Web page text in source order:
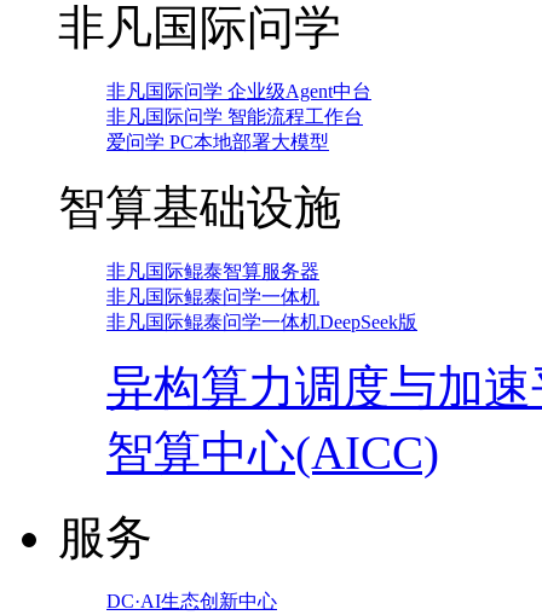
非凡国际问学
非凡国际问学 企业级Agent中台
非凡国际问学 智能流程工作台
爱问学 PC本地部署大模型
智算基础设施
非凡国际鲲泰智算服务器
非凡国际鲲泰问学一体机
非凡国际鲲泰问学一体机DeepSeek版
异构算力调度与加
智算中心(AICC)
服务
DC·AI生态创新中心